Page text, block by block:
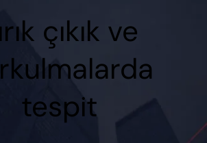
çıkık ve
tespit